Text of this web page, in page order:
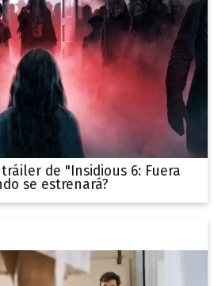
de "Insidious 6: Fuera
se estrenará?